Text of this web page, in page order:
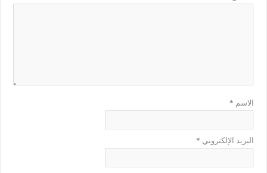
الاسم *
البريد الإلكتروني *